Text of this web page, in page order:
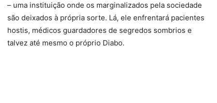
– uma instituição onde os marginalizados pela sociedade
são deixados à própria sorte. Lá, ele enfrentará pacientes
hostis, médicos guardadores de segredos sombrios e
talvez até mesmo o próprio Diabo.